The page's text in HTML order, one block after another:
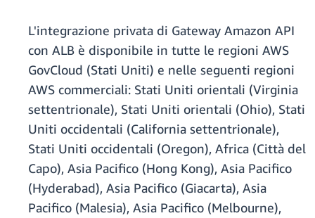
L'integrazione privata di Gateway Amazon API
con ALB è disponibile in tutte le regioni AWS
GovCloud (Stati Uniti) e nelle seguenti regioni
AWS commerciali: Stati Uniti orientali (Virginia
settentrionale), Stati Uniti orientali (Ohio), Stati
Uniti occidentali (California settentrionale),
Stati Uniti occidentali (Oregon), Africa (Città del
Capo), Asia Pacifico (Hong Kong), Asia Pacifico
(Hyderabad), Asia Pacifico (Giacarta), Asia
Pacifico (Malesia), Asia Pacifico (Melbourne),